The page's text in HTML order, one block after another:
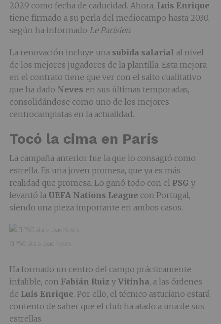
2029 como fecha de caducidad. Ahora, Luis Enrique
tiene firmado a su perla del mediocampo hasta 2030,
según ha informado Le Parisien.
La renovación incluye una subida salarial al nivel
de los mejores jugadores de la plantilla. Esta mejora
en el contrato tiene que ver con el salto cualitativo
que ha dado Neves en sus últimas temporadas,
consolidándose como uno de los mejores
centrocampistas en la actualidad.
Tocó la cima en París
La campaña anterior fue la que lo consagró como
estrella. Es una joven promesa, que ya es más
realidad que promesa. Lo ganó todo con el PSG y
levantó la UEFA Nations League con Portugal,
siendo una pieza importante en ambos casos.
El PSG ata a Joao Neves
Ha formado un centro del campo prácticamente
infalible, con Fabián Ruizy Vitinha, a las órdenes
de Luis Enrique. Por ello, el técnico asturiano estará
contento de saber que el club ha atado a una de sus
estrellas.